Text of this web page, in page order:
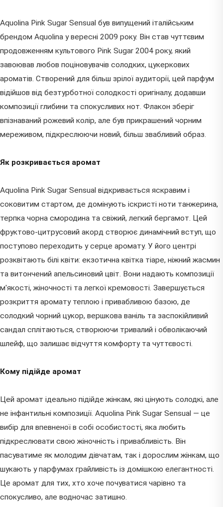
Aquolina Pink Sugar Sensual був випущений італійським
брендом Aquolina у вересні 2009 року. Він став чуттєвим
продовженням культового Pink Sugar 2004 року, який
завоював любов поціновувачів солодких, цукеркових
ароматів. Створений для більш зрілої аудиторії, цей парфум
відійшов від безтурботної солодкості оригіналу, додавши
композиції глибини та спокусливих нот. Флакон зберіг
впізнаваний рожевий колір, але був прикрашений чорним
мереживом, підкреслюючи новий, більш звабливий образ.
Як розкривається аромат
Aquolina Pink Sugar Sensual відкривається яскравим і
соковитим стартом, де домінують іскристі ноти танжерина,
терпка чорна смородина та свіжий, легкий бергамот. Цей
фруктово-цитрусовий акорд створює динамічний вступ, що
поступово переходить у серце аромату. У його центрі
розквітають білі квіти: екзотична квітка тіаре, ніжний жасмин
та витончений апельсиновий цвіт. Вони надають композиції
м'якості, жіночності та легкої кремовості. Завершується
розкриття аромату теплою і привабливою базою, де
солодкий чорний цукор, вершкова ваніль та заспокійливий
сандал сплітаються, створюючи тривалий і обволікаючий
шлейф, що залишає відчуття комфорту та чуттєвості.
Кому підійде аромат
Цей аромат ідеально підійде жінкам, які цінують солодкі, але
не інфантильні композиції. Aquolina Pink Sugar Sensual — це
вибір для впевненої в собі особистості, яка любить
підкреслювати свою жіночність і привабливість. Він
пасуватиме як молодим дівчатам, так і дорослим жінкам, що
шукають у парфумах грайливість із домішкою елегантності.
Це аромат для тих, хто хоче почуватися чарівно та
спокусливо, але водночас затишно.